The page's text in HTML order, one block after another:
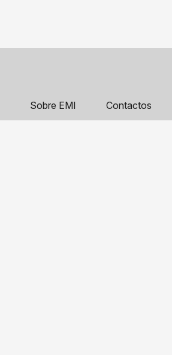
Sobre EMI Contactos